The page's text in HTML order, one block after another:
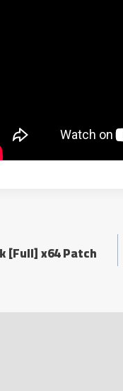
[Full] x64 Patch